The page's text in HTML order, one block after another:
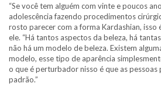
“Se você tem alguém com vinte e poucos
adolescência fazendo procedimentos
rosto parecer com a forma Kardashian, isso
ele. “Há tantos aspectos da beleza, há
não há um modelo de beleza. Existem
modelo, esse tipo de aparência
o que é perturbador nisso é que as pessoas
padrão.”